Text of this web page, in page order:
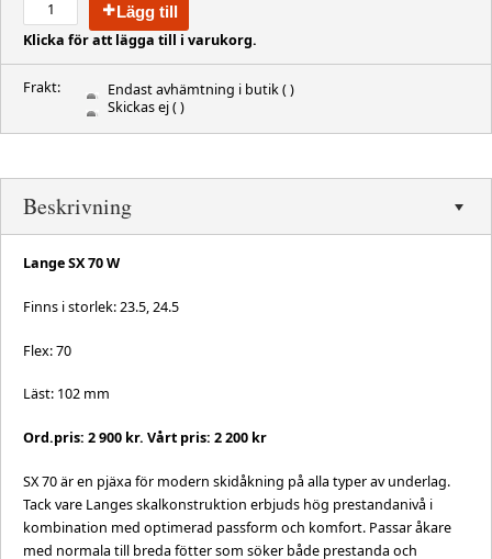
Lägg till
Klicka för att lägga till i varukorg.
Frakt: Endast avhämtning i butik( )
Skickas ej( )
Beskrivning
Lange SX 70 W
Finns i storlek: 23.5, 24.5
Flex: 70
Läst: 102 mm
Ord.pris: 2 900 kr. Vårt pris: 2 200 kr
SX 70 är en pjäxa för modern skidåkning på alla typer av underlag.
Tack vare Langes skalkonstruktion erbjuds hög prestandanivå i
kombination med optimerad passform och komfort. Passar åkare
med normala till breda fötter som söker både prestanda och